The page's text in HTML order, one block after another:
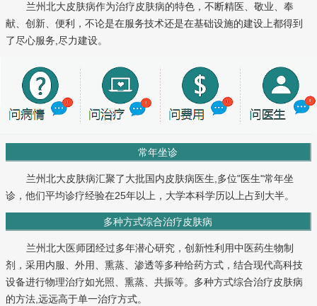
兰州北大皮肤病作为治疗皮肤病的特色，不断精医、敬业、奉
献、创新、便利，不论是在服务技术还是在基础设施的建设上都得到
了尽心服务,尽力建设。
常年坐诊
兰州北大皮肤病汇聚了大批国内皮肤病医生,多位"医生"常年坐
诊，他们平均诊疗经验在25年以上，大学本科学历以上占到大半。
多种方式综合治疗皮肤病
兰州北大医师团经过多年潜心研究，创新性利用中医药生物制
剂，采用内服、外用、熏蒸、渗透等多种给药方式，结合现代高科技
设备进行物理治疗如光照、熏蒸、共振等。多种方式综合治疗皮肤病
的方法,远远高于单一治疗方式。